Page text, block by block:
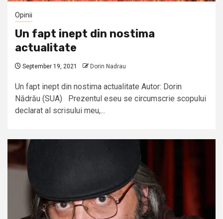
Opinii
Un fapt inept din nostima
actualitate
September 19, 2021 Dorin Nadrau
Un fapt inept din nostima actualitate Autor: Dorin
Nădrău (SUA) Prezentul eseu se circumscrie scopului
declarat al scrisului meu,...